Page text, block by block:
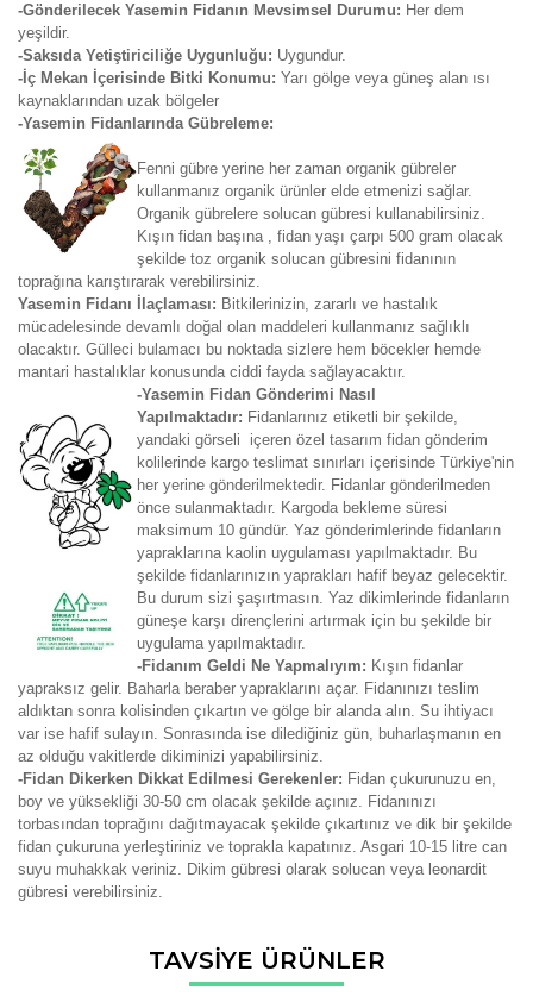
-Gönderilecek Yasemin Fidanın Mevsimsel Durumu: Her dem
yeşildir.
-Saksıda Yetiştiriciliğe Uygunluğu: Uygundur.
-İç Mekan İçerisinde Bitki Konumu: Yarı gölge veya güneş alan ısı
kaynaklarından uzak bölgeler
-Yasemin Fidanlarında Gübreleme:
Fenni gübre yerine her zaman organik gübreler
kullanmanız organik ürünler elde etmenizi sağlar.
Organik gübrelere solucan gübresi kullanabilirsiniz.
Kışın fidan başına , fidan yaşı çarpı 500 gram olacak
şekilde toz organik solucan gübresini fidanının
toprağına karıştırarak verebilirsiniz.
Yasemin Fidanı İlaçlaması: Bitkilerinizin, zararlı ve hastalık
mücadelesinde devamlı doğal olan maddeleri kullanmanız sağlıklı
olacaktır. Gülleci bulamacı bu noktada sizlere hem böcekler hemde
mantari hastalıklar konusunda ciddi fayda sağlayacaktır.
-Yasemin Fidan Gönderimi Nasıl
Yapılmaktadır: Fidanlarınız etiketli bir şekilde,
yandaki görseli içeren özel tasarım fidan gönderim
kolilerinde kargo teslimat sınırları içerisinde Türkiye'nin
her yerine gönderilmektedir. Fidanlar gönderilmeden
önce sulanmaktadır. Kargoda bekleme süresi
maksimum 10 gündür. Yaz gönderimlerinde fidanların
yapraklarına kaolin uygulaması yapılmaktadır. Bu
şekilde fidanlarınızın yaprakları hafif beyaz gelecektir.
Bu durum sizi şaşırtmasın. Yaz dikimlerinde fidanların
güneşe karşı dirençlerini artırmak için bu şekilde bir
uygulama yapılmaktadır.
-Fidanım Geldi Ne Yapmalıyım: Kışın fidanlar
yapraksız gelir. Baharla beraber yapraklarını açar. Fidanınızı teslim
aldıktan sonra kolisinden çıkartın ve gölge bir alanda alın. Su ihtiyacı
var ise hafif sulayın. Sonrasında ise dilediğiniz gün, buharlaşmanın en
az olduğu vakitlerde dikiminizi yapabilirsiniz.
-Fidan Dikerken Dikkat Edilmesi Gerekenler: Fidan çukurunuzu en,
boy ve yüksekliği 30-50 cm olacak şekilde açınız. Fidanınızı
torbasından toprağını dağıtmayacak şekilde çıkartınız ve dik bir şekilde
fidan çukuruna yerleştiriniz ve toprakla kapatınız. Asgari 10-15 litre can
suyu muhakkak veriniz. Dikim gübresi olarak solucan veya leonardit
gübresi verebilirsiniz.
Bu ürüne ilk yorumu siz yapın!
Bu ürünün fiyat bilgisi, resim, ürün açıklamalarında ve diğer
konularda yetersiz gördüğünüz noktaları öneri formunu
TAVSİYE ÜRÜNLER